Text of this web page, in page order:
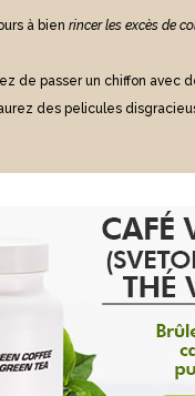
à bien rincer les excès de
de passer un chiffon avec
des pelicules